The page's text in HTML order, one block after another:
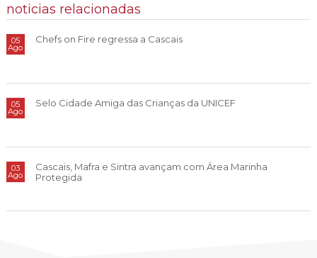
noticias relacionadas
05
Ago
Chefs on Fire regressa a Cascais
05
Ago
Selo Cidade Amiga das Crianças da UNICEF
03
Ago
Cascais, Mafra e Sintra avançam com Área Marinha
Protegida